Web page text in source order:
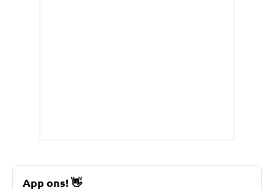
App ons! 👋